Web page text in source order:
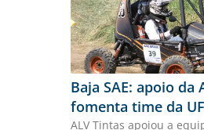
Baja SAE: apoio da
fomenta time da
ALV Tintas apoiou a